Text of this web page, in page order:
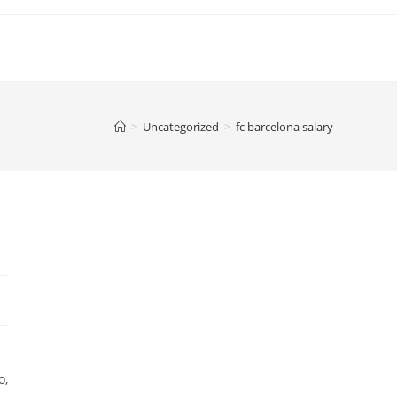
> Uncategorized > fc barcelona salary